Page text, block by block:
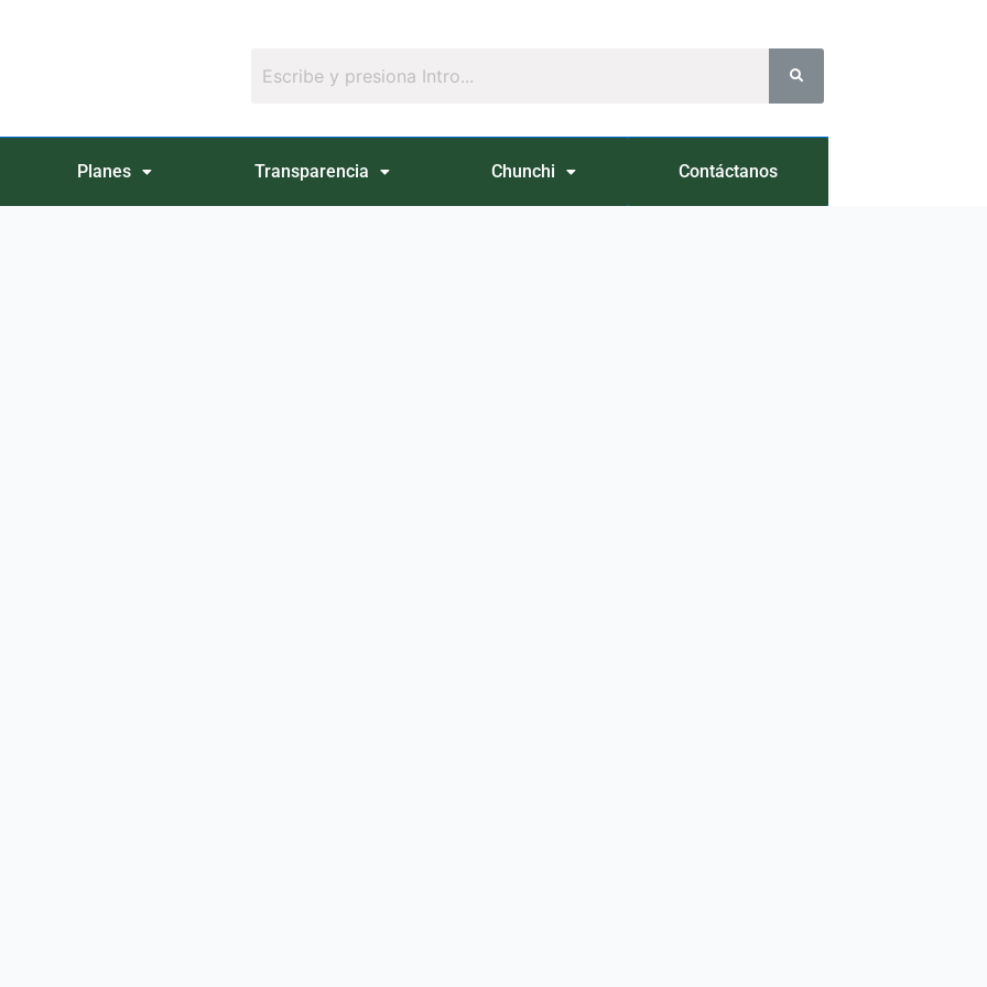
Planes Transparencia Chunchi Contáctanos